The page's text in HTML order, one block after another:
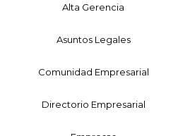
Alta Gerencia
Asuntos Legales
Comunidad Empresarial
Directorio Empresarial